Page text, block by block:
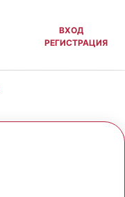
ВХОД
РЕГИСТРАЦИЯ